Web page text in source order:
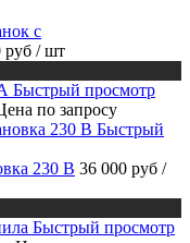
с
руб / шт
Быстрый просмотр
по запросу
Быстрый
230 В 36 000 руб /
Быстрый просмотр